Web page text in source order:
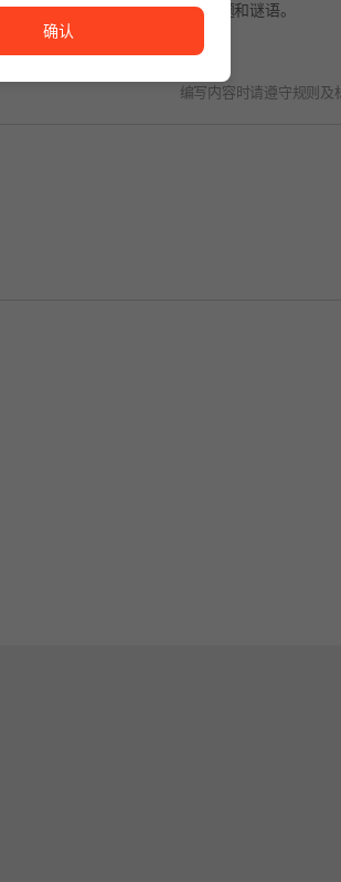
的广阔世界观。解决独特的谜题和谜语。
编写内容时请遵守规则及
确认